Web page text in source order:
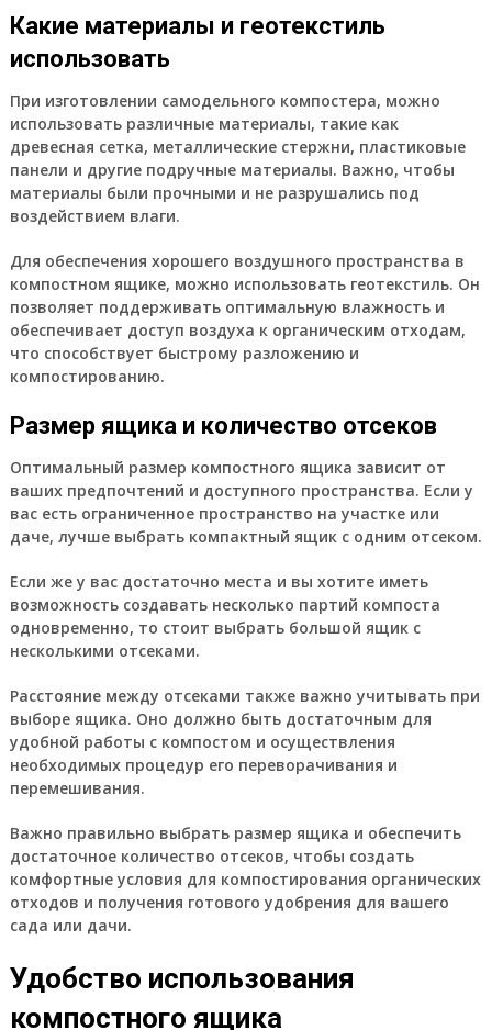
Какие материалы и геотекстиль
использовать
При изготовлении самодельного компостера, можно
использовать различные материалы, такие как
древесная сетка, металлические стержни, пластиковые
панели и другие подручные материалы. Важно, чтобы
материалы были прочными и не разрушались под
воздействием влаги.
Для обеспечения хорошего воздушного пространства в
компостном ящике, можно использовать геотекстиль. Он
позволяет поддерживать оптимальную влажность и
обеспечивает доступ воздуха к органическим отходам,
что способствует быстрому разложению и
компостированию.
Размер ящика и количество отсеков
Оптимальный размер компостного ящика зависит от
ваших предпочтений и доступного пространства. Если у
вас есть ограниченное пространство на участке или
даче, лучше выбрать компактный ящик с одним отсеком.
Если же у вас достаточно места и вы хотите иметь
возможность создавать несколько партий компоста
одновременно, то стоит выбрать большой ящик с
несколькими отсеками.
Расстояние между отсеками также важно учитывать при
выборе ящика. Оно должно быть достаточным для
удобной работы с компостом и осуществления
необходимых процедур его переворачивания и
перемешивания.
Важно правильно выбрать размер ящика и обеспечить
достаточное количество отсеков, чтобы создать
комфортные условия для компостирования органических
отходов и получения готового удобрения для вашего
сада или дачи.
Удобство использования
компостного ящика